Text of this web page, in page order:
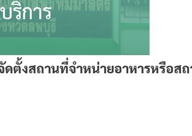
ตั้งสถานที่จำหน่ายอาหารหรือส